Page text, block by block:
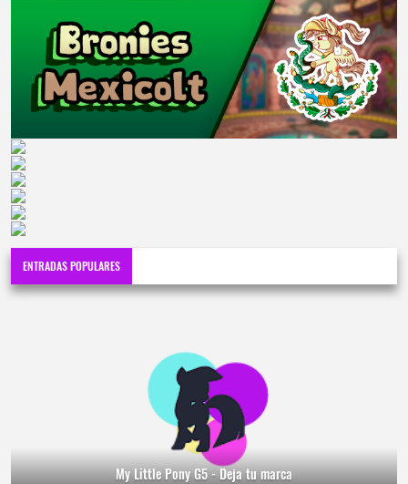
ENTRADAS POPULARES
My Little Pony G5 - Deja tu marca